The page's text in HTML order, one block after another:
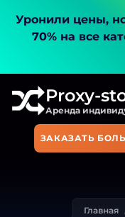
Уронили цены,
70% на все
Proxy-
Аренда
ЗАКАЗАТЬ
Главная